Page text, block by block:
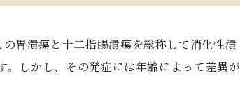
胃潰瘍と十二指腸潰瘍を総称して消化性潰
しかし、その発症には年齢によって差異が